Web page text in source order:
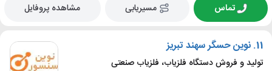
تماس مسیریابی مشاهده پروفایل
11. نوین حسگر سهند تبریز
تولید و فروش دستگاه فلزیاب، فلزیاب صنعتی